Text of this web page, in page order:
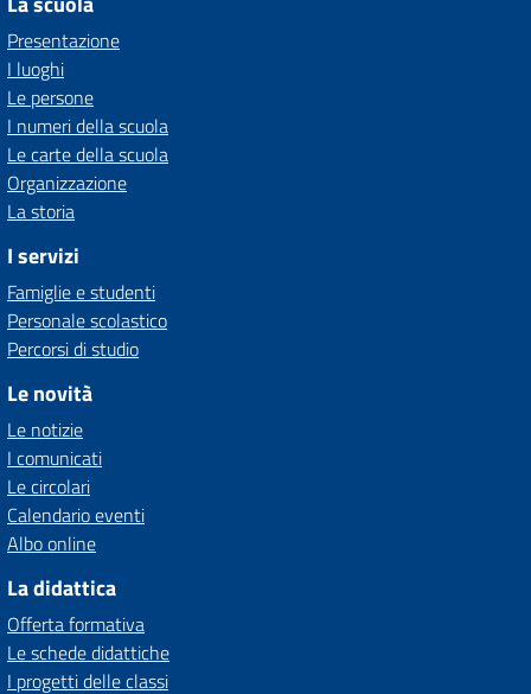
Presentazione
I luoghi
Le persone
I numeri della scuola
Le carte della scuola
Organizzazione
La storia
I servizi
Famiglie e studenti
Personale scolastico
Percorsi di studio
Le novità
Le notizie
I comunicati
Le circolari
Calendario eventi
Albo online
La didattica
Offerta formativa
Le schede didattiche
I progetti delle classi